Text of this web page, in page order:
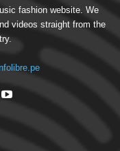
fashion website. We
videos straight from the